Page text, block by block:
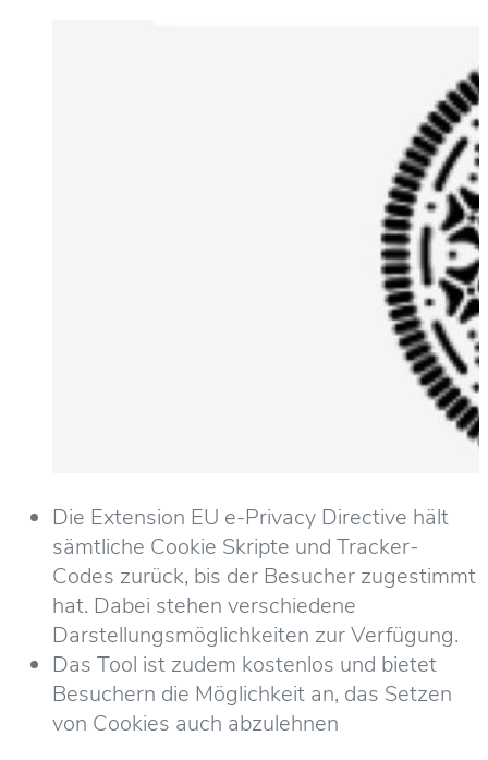
Die Extension EU e-Privacy Directive hält
sämtliche Cookie Skripte und Tracker-
Codes zurück, bis der Besucher zugestimmt
hat. Dabei stehen verschiedene
Darstellungsmöglichkeiten zur Verfügung.
Das Tool ist zudem kostenlos und bietet
Besuchern die Möglichkeit an, das Setzen
von Cookies auch abzulehnen